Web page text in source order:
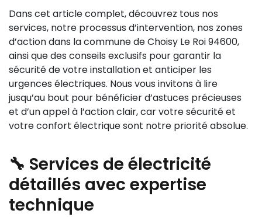
Dans cet article complet, découvrez tous nos
services, notre processus d’intervention, nos zones
d’action dans la commune de Choisy Le Roi 94600,
ainsi que des conseils exclusifs pour garantir la
sécurité de votre installation et anticiper les
urgences électriques. Nous vous invitons à lire
jusqu’au bout pour bénéficier d’astuces précieuses
et d’un appel à l’action clair, car votre sécurité et
votre confort électrique sont notre priorité absolue.
🔧 Services de électricité
détaillés avec expertise
technique